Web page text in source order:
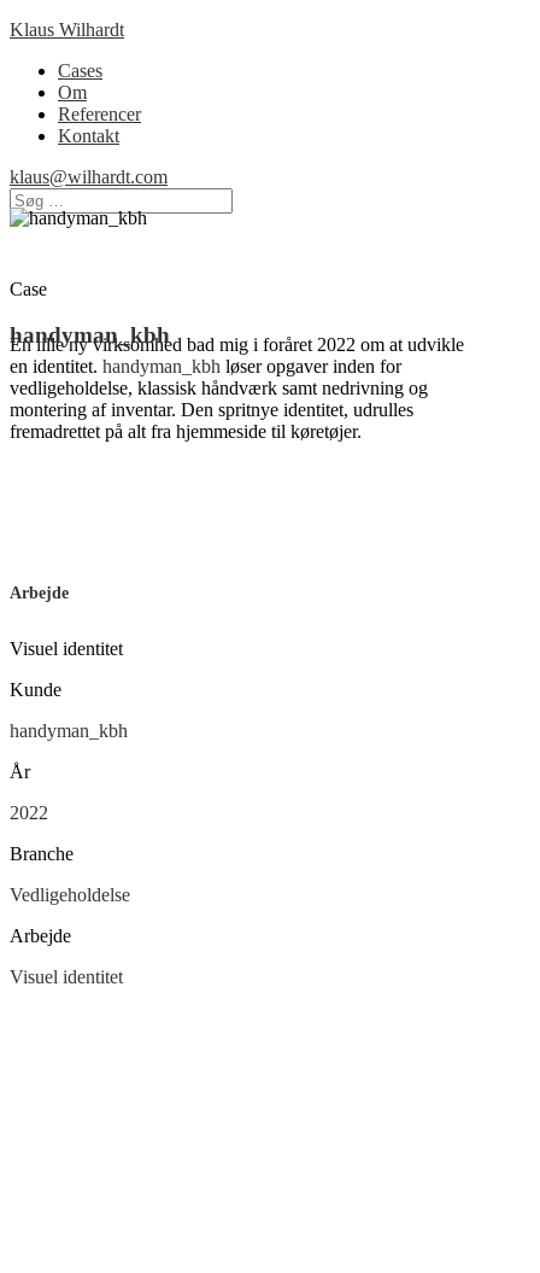
Klaus Wilhardt
Cases
Om
Referencer
Kontakt
klaus@wilhardt.com
Case
handyman_kbh
En lille ny virksomhed bad mig i foråret 2022 om at udvikle
en identitet. handyman_kbh løser opgaver inden for
vedligeholdelse, klassisk håndværk samt nedrivning og
montering af inventar. Den spritnye identitet, udrulles
fremadrettet på alt fra hjemmeside til køretøjer.
Arbejde
Visuel identitet
Kunde
handyman_kbh
År
2022
Branche
Vedligeholdelse
Arbejde
Visuel identitet